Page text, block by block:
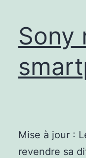
Sony
Mise à jour :
revendre sa